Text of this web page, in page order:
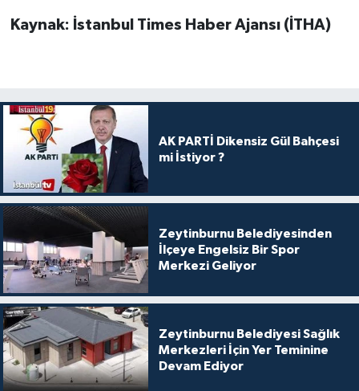
Kaynak: İstanbul Times Haber Ajansı (İTHA)
AK PARTİ Dikensiz Gül Bahçesi
mi İstiyor ?
Zeytinburnu Belediyesinden
İlçeye Engelsiz Bir Spor
Merkezi Geliyor
Zeytinburnu Belediyesi Sağlık
Merkezleri İçin Yer Teminine
Devam Ediyor